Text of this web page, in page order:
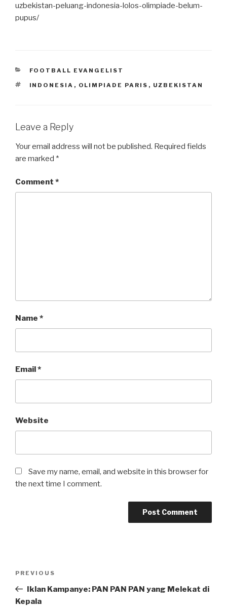
uzbekistan-peluang-indonesia-lolos-olimpiade-belum-
pupus/
CATEGORIES
FOOTBALL EVANGELIST
TAGS
INDONESIA , OLIMPIADE PARIS , UZBEKISTAN
Leave a Reply
Your email address will not be published. Required fields
are marked *
Comment *
Name *
Email*
Website
Save my name, email, and website in this browser for
the next time I comment.
Previous
Post
PREVIOUS
Iklan Kampanye: PAN PAN PAN yang Melekat di
Kepala